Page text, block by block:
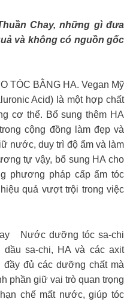
Chay, những gì đưa
và không có nguồn gốc
TÓC BẰNG HA. Vegan Mỹ
Acid) là một hợp chất
cơ thể. Bổ sung thêm HA
cộng đồng làm đẹp và
nước, duy trì độ ẩm và làm
tự vậy, bổ sung HA cho
phương pháp cấp ẩm tóc
quả vượt trội trong việc
Nước dưỡng tóc sa-chi
sa-chi, HA và các axit
đủ các dưỡng chất mà
phần giữ vai trò quan trọng
chế mất nước, giúp tóc